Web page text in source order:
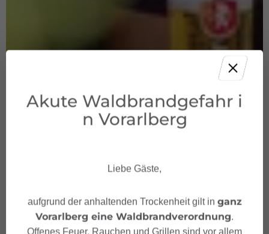
Akute Waldbrandgefahr i
n Vorarlberg
Liebe Gäste,
aufgrund der anhaltenden Trockenheit gilt in ganz
Vorarlberg eine Waldbrandverordnung.
Offenes Feuer, Rauchen und Grillen sind vor allem